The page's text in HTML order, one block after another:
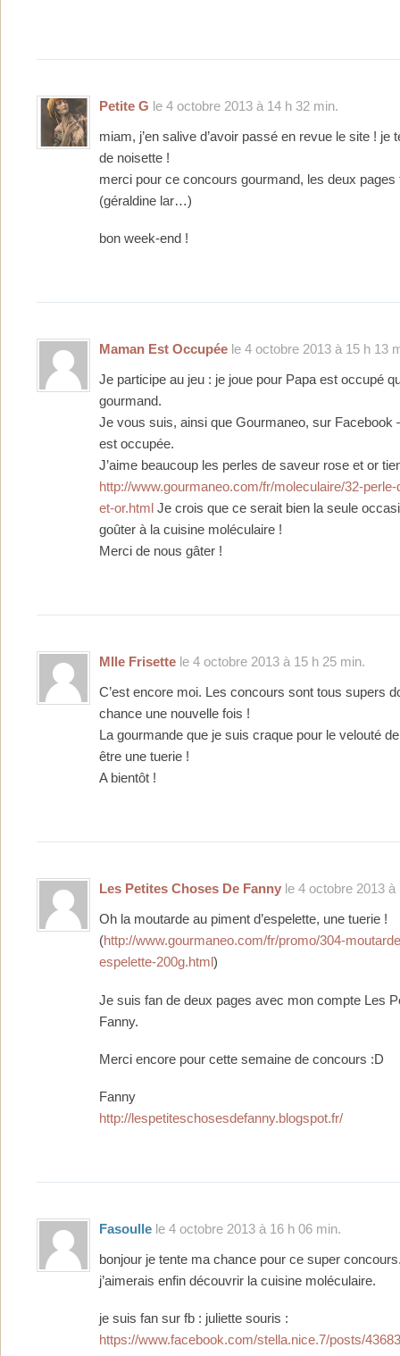
Petite G le 4 octobre 2013 à 14 h 32 min.
miam, j’en salive d’avoir passé en revue le site ! je
de noisette !
merci pour ce concours gourmand, les deux pages
(géraldine lar…)
bon week-end !
Maman Est Occupée le 4 octobre 2013 à 15 h 13
Je participe au jeu : je joue pour Papa est occupé
gourmand.
Je vous suis, ainsi que Gourmaneo, sur Facebook
est occupée.
J’aime beaucoup les perles de saveur rose et or
http://www.gourmaneo.com/fr/moleculaire/32-
et-or.html Je crois que ce serait bien la seule
goûter à la cuisine moléculaire !
Merci de nous gâter !
Mlle Frisette le 4 octobre 2013 à 15 h 25 min.
C’est encore moi. Les concours sont tous supers
chance une nouvelle fois !
La gourmande que je suis craque pour le velouté
être une tuerie !
A bientôt !
Les Petites Choses De Fanny le 4 octobre 2013
Oh la moutarde au piment d’espelette, une tuerie !
(http://www.gourmaneo.com/fr/promo/304-
espelette-200g.html )
Je suis fan de deux pages avec mon compte Les
Fanny.
Merci encore pour cette semaine de concours :D
Fanny
http://lespetiteschosesdefanny.blogspot.fr/
Fasoulle le 4 octobre 2013 à 16 h 06 min.
bonjour je tente ma chance pour ce super
j’aimerais enfin découvrir la cuisine moléculaire.
je suis fan sur fb : juliette souris :
https://www.facebook.com/stella.nice.7/posts/